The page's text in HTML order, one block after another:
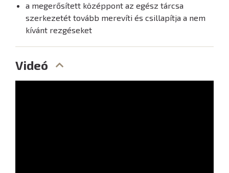
a megerősített középpont az egész tárcsa
szerkezetét tovább merevíti és csillapítja a nem
kívánt rezgéseket
Videó